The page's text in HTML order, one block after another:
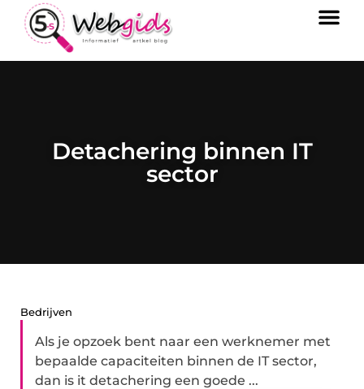
Detachering binnen IT
sector
Bedrijven
Als je opzoek bent naar een werknemer met
bepaalde capaciteiten binnen de IT sector,
dan is it detachering een goede ...